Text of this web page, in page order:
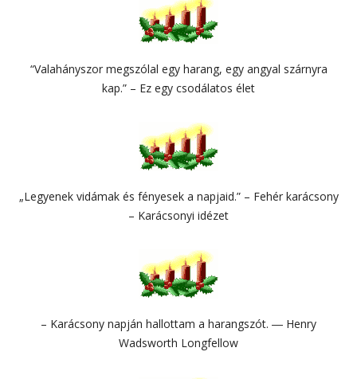
“Valahányszor megszólal egy harang, egy angyal szárnyra
kap.” – Ez egy csodálatos élet
„Legyenek vidámak és fényesek a napjaid.” – Fehér karácsony
– Karácsonyi idézet
– Karácsony napján hallottam a harangszót. ― Henry
Wadsworth Longfellow